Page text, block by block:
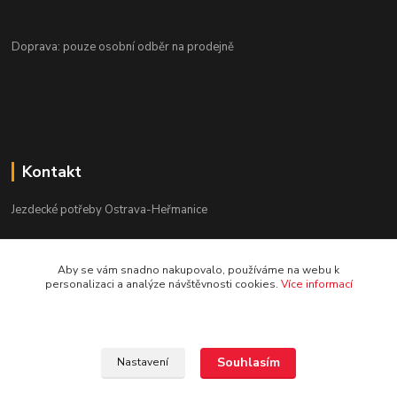
Doprava: pouze osobní odběr na prodejně
Kontakt
Jezdecké potřeby Ostrava-Heřmanice
Po-Pá 9:30 - 17:30
Aby se vám snadno nakupovalo, používáme na webu k
personalizaci a analýze návštěvnosti cookies. Více informací
Nastavení Souhlasím